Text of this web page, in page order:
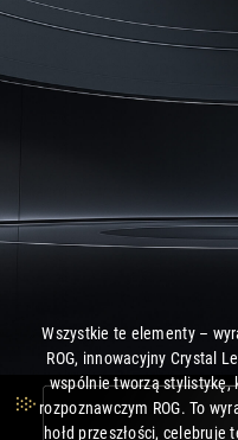
Wszystkie te elementy –
ROG, innowacyjny Crystal
wspólnie tworzą
rozpoznawczym ROG. To
hołd przeszłości,